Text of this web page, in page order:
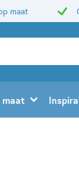
maat
maat